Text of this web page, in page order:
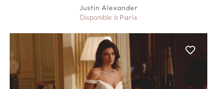
Justin Alexander
Disponible à Paris